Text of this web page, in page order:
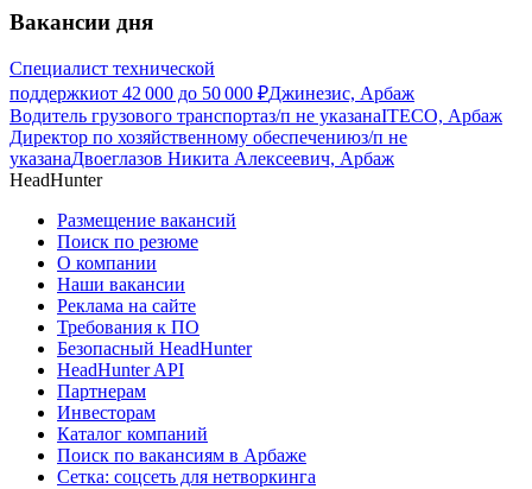
Вакансии дня
Специалист технической
поддержкиот 42 000 до 50 000 ₽Джинезис, Арбаж
Водитель грузового транспортаз/п не указанаITECO, Арбаж
Директор по хозяйственному обеспечениюз/п не
указанаДвоеглазов Никита Алексеевич, Арбаж
HeadHunter
Размещение вакансий
Поиск по резюме
О компании
Наши вакансии
Реклама на сайте
Требования к ПО
Безопасный HeadHunter
HeadHunter API
Партнерам
Инвесторам
Каталог компаний
Поиск по вакансиям в Арбаже
Сетка: соцсеть для нетворкинга